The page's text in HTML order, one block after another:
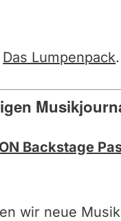
Das Lumpenpack.
Backstage
wir neue